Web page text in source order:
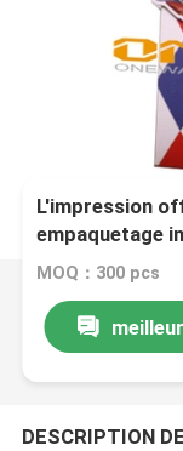
L'impression
empaquetage
livraison de dîner
MOQ：300 pcs
DESCRIPTION